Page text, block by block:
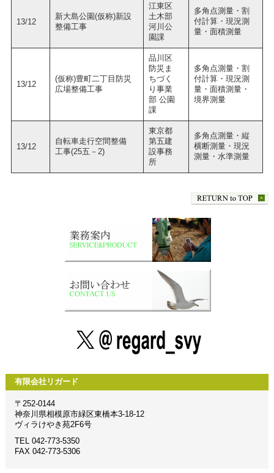
13/12
新大島公園(仮称)新設
整備工事
江東区
土木部
河川公
園課
多角点測量・割
付計算・現況測
量・面積測量
13/12
(仮称)豊町二丁目防災
広場整備工事
品川区
防災ま
ちづく
り事業
部 公園
課
多角点測量・割
付計算・現況測
量・面積測量・
境界測量
13/12
自転車走行空間整備
工事(25五－2)
東京都
第五建
設事務
所
多角点測量・縦
横断測量・現況
測量・水準測量
有限会社リガード
〒252-0144
神奈川県相模原市緑区東橋本3-18-12
ヴィラけやき苑2F6号
TEL 042-773-5350
FAX 042-773-5306